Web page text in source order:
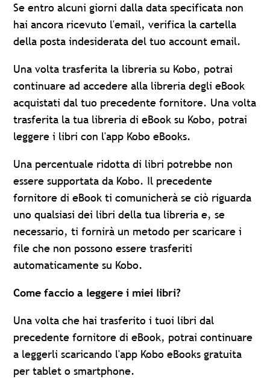
Se entro alcuni giorni dalla data specificata non
hai ancora ricevuto l'email, verifica la cartella
della posta indesiderata del tuo account email.
Una volta trasferita la libreria su Kobo, potrai
continuare ad accedere alla libreria degli eBook
acquistati dal tuo precedente fornitore. Una volta
trasferita la tua libreria di eBook su Kobo, potrai
leggere i libri con l'app Kobo eBooks.
Una percentuale ridotta di libri potrebbe non
essere supportata da Kobo. Il precedente
fornitore di eBook ti comunicherà se ciò riguarda
uno qualsiasi dei libri della tua libreria e, se
necessario, ti fornirà un metodo per scaricare i
file che non possono essere trasferiti
automaticamente su Kobo.
Come faccio a leggere i miei libri?
Una volta che hai trasferito i tuoi libri dal
precedente fornitore di eBook, potrai continuare
a leggerli scaricando l'app Kobo eBooks gratuita
per tablet o smartphone.